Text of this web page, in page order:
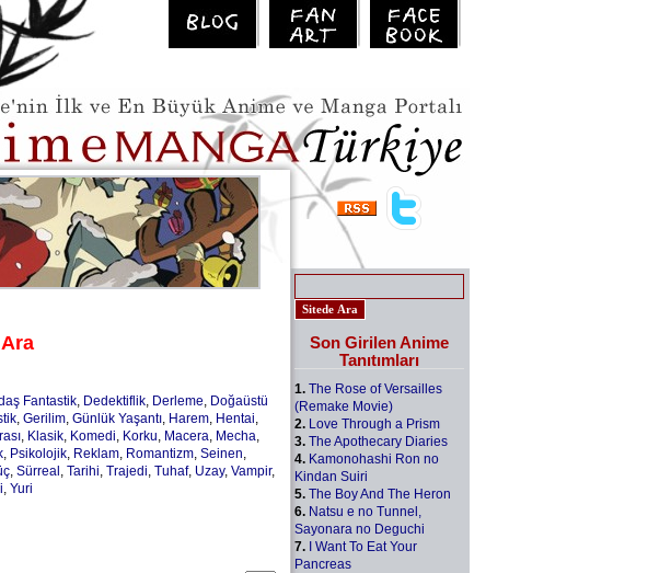
Fantastik, Dedektiflik, Derleme, Doğaüstü
, Gerilim, Günlük Yaşantı, Harem, Hentai,
, Klasik, Komedi, Korku, Macera, Mecha,
, Psikolojik, Reklam, Romantizm, Seinen,
, Sürreal , Tarihi, Trajedi, Tuhaf, Uzay, Vampir,
, Yuri
Son Girilen Anime
Tanıtımları
1. The Rose of Versailles
(Remake Movie)
2. Love Through a Prism
3. The Apothecary Diaries
4. Kamonohashi Ron no
Kindan Suiri
5. The Boy And The Heron
6. Natsu e no Tunnel,
Sayonara no Deguchi
7. I Want To Eat Your
Pancreas